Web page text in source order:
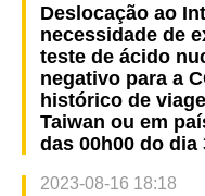
Deslocação ao
necessidade de
teste de ácido
negativo para a
histórico de
Taiwan ou em
das 00h00 do dia
2023-08-16 18:18